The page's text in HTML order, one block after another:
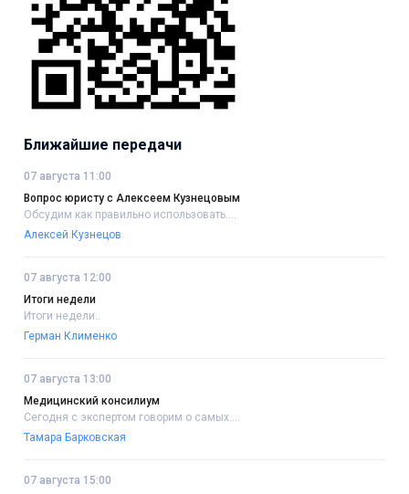
Ближайшие передачи
07 августа 11:00
Вопрос юристу с Алексеем Кузнецовым
Обсудим как правильно использовать....
Алексей Кузнецов
07 августа 12:00
Итоги недели
Итоги недели..
Герман Клименко
07 августа 13:00
Медицинский консилиум
Сегодня с экспертом говорим о самых....
Тамара Барковская
07 августа 15:00